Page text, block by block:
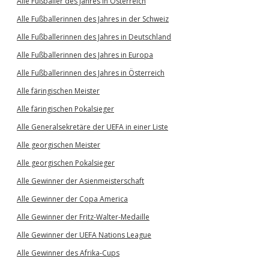
Alle Fußballerinnen des Jahres in der Schweiz
Alle Fußballerinnen des Jahres in Deutschland
Alle Fußballerinnen des Jahres in Europa
Alle Fußballerinnen des Jahres in Österreich
Alle färingischen Meister
Alle färingischen Pokalsieger
Alle Generalsekretäre der UEFA in einer Liste
Alle georgischen Meister
Alle georgischen Pokalsieger
Alle Gewinner der Asienmeisterschaft
Alle Gewinner der Copa America
Alle Gewinner der Fritz-Walter-Medaille
Alle Gewinner der UEFA Nations League
Alle Gewinner des Afrika-Cups